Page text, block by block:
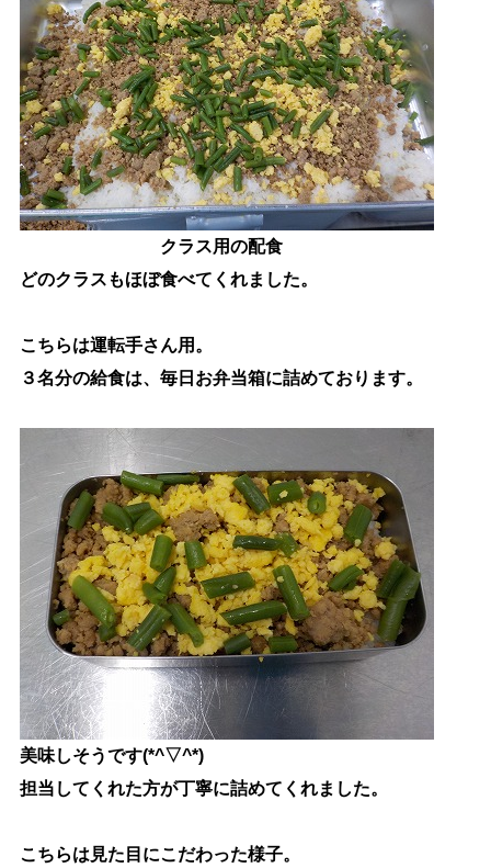
クラス用の配食
どのクラスもほぼ食べてくれました。
こちらは運転手さん用。
３名分の給食は、毎日お弁当箱に詰めております。
美味しそうです(*^▽^*)
担当してくれた方が丁寧に詰めてくれました。
こちらは見た目にこだわった様子。